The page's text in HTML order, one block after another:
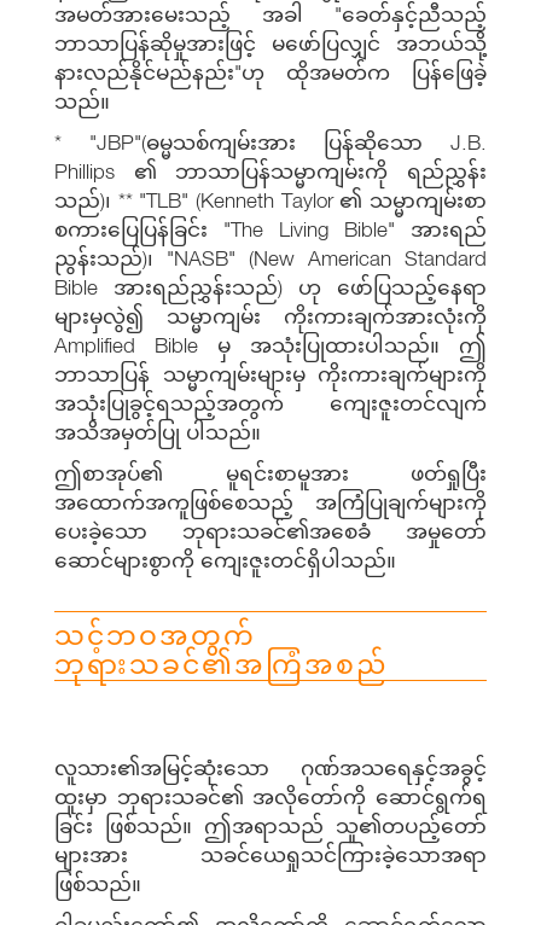
အမတ်အားမေးသည့် အခါ "ခေတ်နှင့်ညီသည့်
ဘာသာပြန်ဆိုမှုအားဖြင့် မဖော်ပြလျှင် အဘယ်သို့
နားလည်နိုင်မည်နည်း"ဟု ထိုအမတ်က ပြန်ဖြေခဲ့
သည်။
* "JBP"(ဓမ္မသစ်ကျမ်းအား ပြန်ဆိုသော J.B.
Phillips ၏ ဘာသာပြန်သမ္မာကျမ်းကို ရည်ညွှန်း
သည်)၊ ** "TLB" (Kenneth Taylor ၏ သမ္မာကျမ်းစာ
စကားပြေပြန်ခြင်း "The Living Bible" အားရည်
ညွန်းသည်)၊ "NASB" (New American Standard
Bible အားရည်ညွှန်းသည်) ဟု ဖော်ပြသည့်နေရာ
များမှလွဲ၍ သမ္မာကျမ်း ကိုးကားချက်အားလုံးကို
Amplified Bible မှ အသုံးပြုထားပါသည်။ ဤ
ဘာသာပြန် သမ္မာကျမ်းများမှ ကိုးကားချက်များကို
အသုံးပြုခွင့်ရသည့်အတွက် ကျေးဇူးတင်လျက်
အသိအမှတ်ပြု ပါသည်။
ဤစာအုပ်၏ မူရင်းစာမူအား ဖတ်ရှုပြီး
အထောက်အကူဖြစ်စေသည့် အကြံပြုချက်များကို
ပေးခဲ့သော ဘုရားသခင်၏အစေခံ အမှုတော်
ဆောင်များစွာကို ကျေးဇူးတင်ရှိပါသည်။
သင့်ဘဝအတွက်
ဘုရားသခင်၏အကြံအစည်
လူသား၏အမြင့်ဆုံးသော ဂုဏ်အသရေနှင့်အခွင့်
ထူးမှာ ဘုရားသခင်၏ အလိုတော်ကို ဆောင်ရွက်ရ
ခြင်း ဖြစ်သည်။ ဤအရာသည် သူ၏တပည့်တော်
များအား သခင်ယေရှုသင်ကြားခဲ့သောအရာ
ဖြစ်သည်။